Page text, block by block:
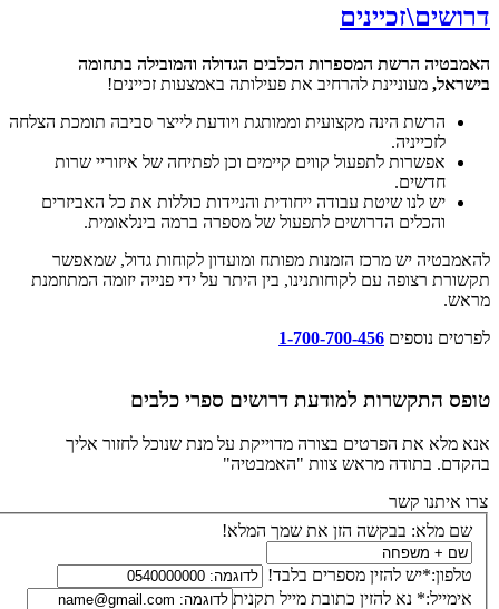
דרושים\זכיינים
האמבטיה הרשת המספרות הכלבים הגדולה והמובילה בתחומה
בישראל, מעוניינת להרחיב את פעילותה באמצעות זכיינים!
הרשת הינה מקצועית וממותגת ויודעת לייצר סביבה תומכת הצלחה
לזכייניה.
אפשרות לתפעול קווים קיימים וכן לפתיחה של איזוריי שרות
חדשים.
יש לנו שיטת עבודה ייחודית והניידות כוללות את כל האביזרים
והכלים הדרושים לתפעול של מספרה ברמה בינלאומית.
להאמבטיה יש מרכז הזמנות מפותח ומועדון לקוחות גדול, שמאפשר
תקשורת רצופה עם לקוחותנינו, בין היתר על ידי פנייה יזומה המתוזמנת
מראש.
לפרטים נוספים 1-700-700-456
טופס התקשרות למודעת דרושים ספרי כלבים
אנא מלא את הפרטים בצורה מדוייקת על מנת שנוכל לחזור אליך
בהקדם. בתודה מראש צוות "האמבטיה"
צרו איתנו קשר
שם מלא: בבקשה הזן את שמך המלא!
טלפון:*יש להזין מספרים בלבד!
אימייל:* נא להזין כתובת מייל תקנית